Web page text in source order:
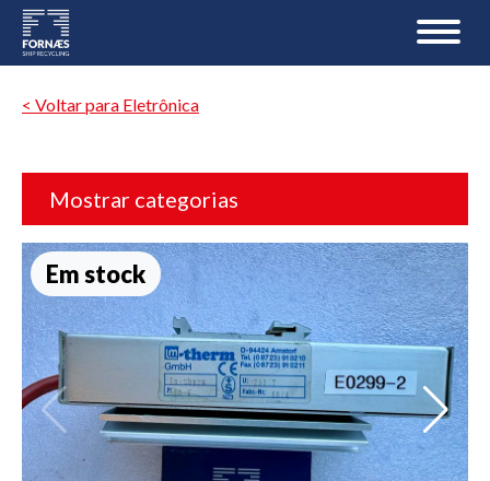
< Voltar para Eletrônica
Mostrar categorias
Em stock